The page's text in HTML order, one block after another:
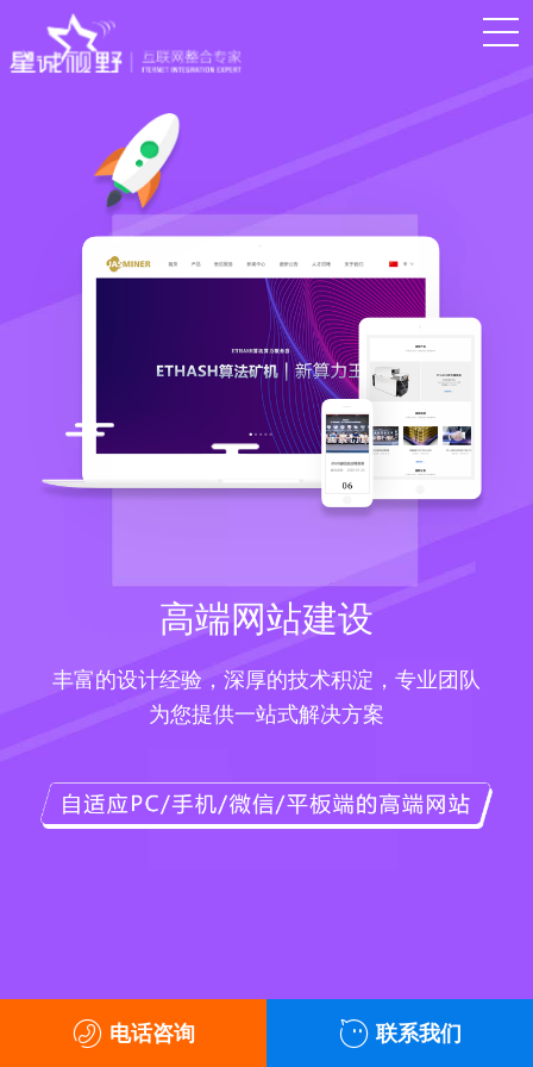
高端网站建设
丰富的设计经验，深厚的技术积淀，专业团队
为您提供一站式解决方案
电话咨询 联系我们